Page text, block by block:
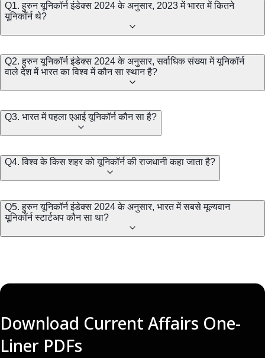
Q1. हुरुन यूनिकॉर्न इंडेक्स 2024 के अनुसार, 2023 में भारत में कितने
यूनिकॉर्न थे?
Q2. हुरुन यूनिकॉर्न इंडेक्स 2024 के अनुसार, सर्वाधिक संख्या में यूनिकॉर्न
वाले देश में भारत का विश्व में कौन सा स्थान है?
Q3. भारत में पहला एआई यूनिकॉर्न कौन सा है?
Q4. विश्व के किस शहर को यूनिकॉर्न की राजधानी कहा जाता है?
Q5. हुरुन यूनिकॉर्न इंडेक्स 2024 के अनुसार, भारत में सबसे मूल्यवान
यूनिकॉर्न स्टार्टअप कौन सा था?
Download Current Affairs One-
Liner PDFs